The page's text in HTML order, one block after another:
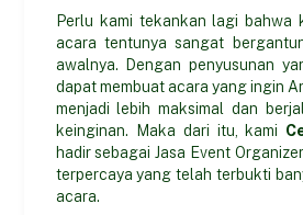
Perlu kami tekankan lagi bahwa
acara tentunya sangat
awalnya. Dengan penyusunan
dapat membuat acara yang ingin
menjadi lebih maksimal dan
keinginan. Maka dari itu, kami
hadir sebagai Jasa Event
terpercaya yang telah terbukti
acara.